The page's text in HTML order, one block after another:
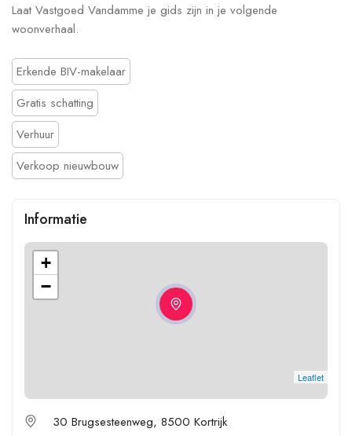
Laat Vastgoed Vandamme je gids zijn in je volgende
woonverhaal.
Erkende BIV-makelaar
Gratis schatting
Verhuur
Verkoop nieuwbouw
Informatie
+
−
Leaflet
30 Brugsesteenweg, 8500 Kortrijk